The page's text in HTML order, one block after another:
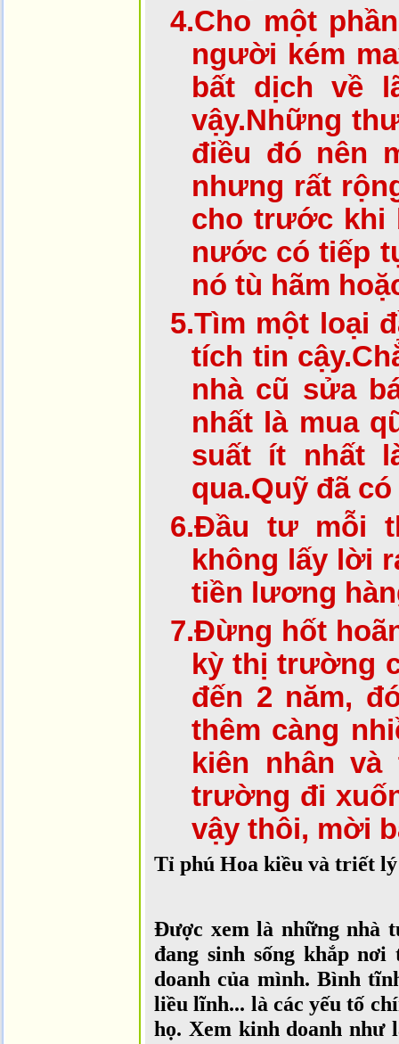
4.Cho một
người kém
bất dịch về
vậy.Những
điều đó nên
nhưng rất
cho trước khi
nước có tiếp
nó tù hãm
5.Tìm một loại
tích tin
nhà cũ sửa
nhất là mua
suất ít nhất
qua.Quỹ đã
6.Đầu tư mỗi
không lấy lời
tiền lương
7.Đừng hốt
kỳ thị trường
đến 2 năm,
thêm càng
kiên nhân
trường đi
vậy thôi, mời
Tỉ phú Hoa kiều và triết
Được xem là những nhà
đang sinh sống khắp
doanh của mình. Bình
liều lĩnh... là các yếu tố
họ. Xem kinh doanh như